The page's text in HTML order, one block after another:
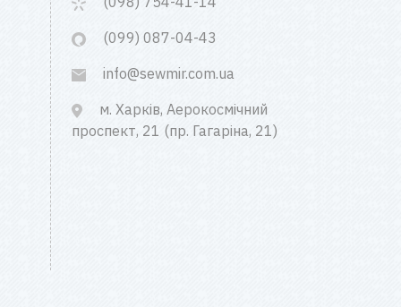
(099) 087-04-43
info@sewmir.com.ua
м. Харків, Аерокосмічний
проспект, 21 (пр. Гагаріна, 21)